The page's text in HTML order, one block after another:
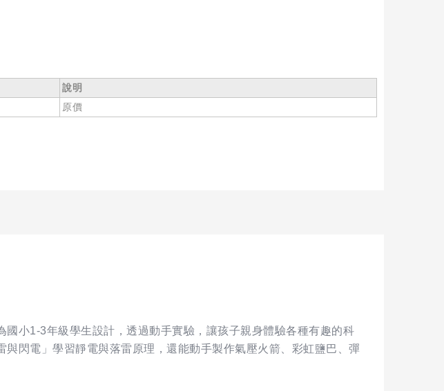
說明
原價
小1-3年級學生設計，透過動手實驗，讓孩子親身體驗各種有趣的科
閃電」學習靜電與落雷原理，還能動手製作氣壓火箭、彩虹鹽巴、彈